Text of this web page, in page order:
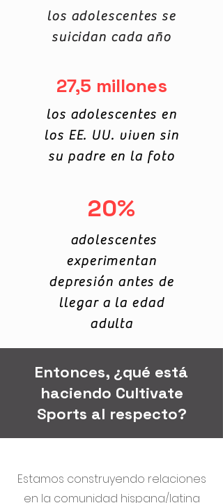
los adolescentes se
suicidan cada año
27,5 millones
los adolescentes en
los EE. UU. viven sin
su padre en la foto
20%
adolescentes
experimentan
depresión antes de
llegar a la edad
adulta
Entonces, ¿qué está
haciendo Cultivate
Sports al respecto?
Estamos construyendo relaciones
en la comunidad hispana/latina